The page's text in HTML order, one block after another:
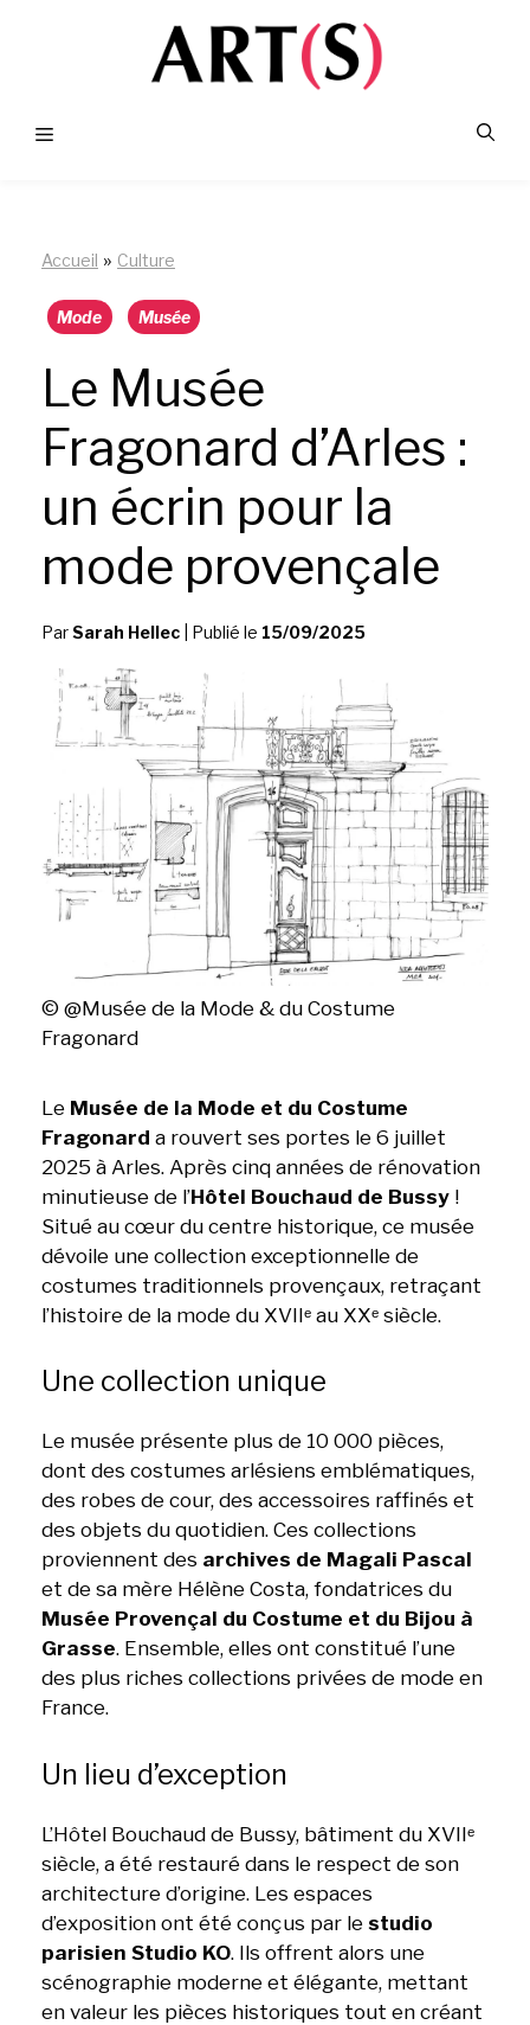
Accueil » Culture
Mode Musée
Le Musée
Fragonard d’Arles :
un écrin pour la
mode provençale
ParSarah Hellec Publié le 15/09/2025
© @Musée de la Mode & du Costume
Fragonard
Le Musée de la Mode et du Costume
Fragonard a rouvert ses portes le 6 juillet
2025 à Arles. Après cinq années de rénovation
minutieuse de l’Hôtel Bouchaud de Bussy !
Situé au cœur du centre historique, ce musée
dévoile une collection exceptionnelle de
costumes traditionnels provençaux, retraçant
l’histoire de la mode du XVIIᵉ au XXᵉ siècle.
Une collection unique
Le musée présente plus de 10 000 pièces,
dont des costumes arlésiens emblématiques,
des robes de cour, des accessoires raffinés et
des objets du quotidien. Ces collections
proviennent des archives de Magali Pascal
et de sa mère Hélène Costa, fondatrices du
Musée Provençal du Costume et du Bijou à
Grasse. Ensemble, elles ont constitué l’une
des plus riches collections privées de mode en
France.
Un lieu d’exception
L’Hôtel Bouchaud de Bussy, bâtiment du XVIIᵉ
siècle, a été restauré dans le respect de son
architecture d’origine. Les espaces
d’exposition ont été conçus par le studio
parisien Studio KO. Ils offrent alors une
scénographie moderne et élégante, mettant
en valeur les pièces historiques tout en créant